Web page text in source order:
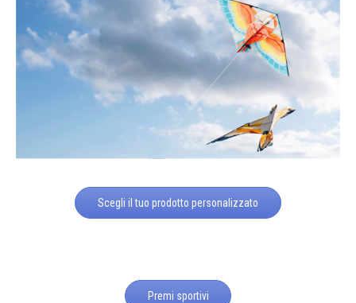
Scegli il tuo prodotto personalizzato
Premi sportivi